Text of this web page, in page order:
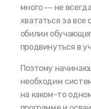
много ― не
хвататься за все
обилии
продвинуться в
Поэтому
необходим
на каком-то